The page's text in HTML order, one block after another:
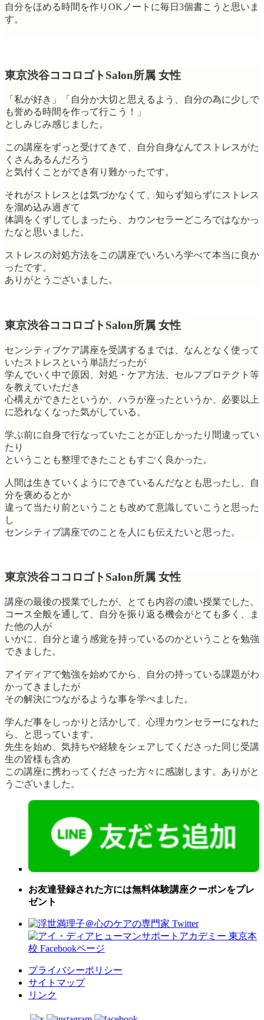
自分をほめる時間を作りOKノートに毎日3個書こうと思いま
す。
東京渋谷ココロゴトSalon所属 女性
「私が好き」「自分か大切と思えるよう、自分の為に少しで
も誉める時間を作って行こう！」
としみじみ感じました。
この講座をずっと受けてきて、自分自身なんてストレスがた
くさんあるんだろう
と気付くことができ有り難かったです。
それがストレスとは気づかなくて、知らず知らずにストレス
を溜め込み過ぎて
体調をくずしてしまったら、カウンセラーどころではなかっ
たなと思いました。
ストレスの対処方法をこの講座でいろいろ学べて本当に良か
ったです。
ありがとうございました。
東京渋谷ココロゴトSalon所属 女性
センシティブケア講座を受講するまでは、なんとなく使って
いたストレスという単語だったが
学んでいく中で原因、対処・ケア方法、セルフプロテクト等
を教えていただき
心構えができたというか、ハラが座ったというか、必要以上
に恐れなくなった気がしている。
学ぶ前に自身で行なっていたことが正しかったり間違ってい
たり
ということも整理できたこともすごく良かった。
人間は生きていくようにできているんだなとも思ったし、自
分を褒めるとか
違って当たり前ということも改めて意識していこうと思った
し
センシティブ講座でのことを人にも伝えたいと思った。
東京渋谷ココロゴトSalon所属 女性
講座の最後の授業でしたが、とても内容の濃い授業でした。
コース全般を通して、自分を振り返る機会がとても多く、ま
た他の人が
いかに、自分と違う感覚を持っているのかということを勉強
できました。
アイディアで勉強を始めてから、自分の持っている課題がわ
かってきましたが
その解決につながるような事を学べました。
学んだ事をしっかりと活かして、心理カウンセラーになれた
ら、と思っています。
先生を始め、気持ちや経験をシェアしてくださった同じ受講
生の皆様も含め
この講座に携わってくださった方々に感謝します。ありがと
うございました。
お友達登録された方には無料体験講座クーポンをプレ
ゼント
プライバシーポリシー
サイトマップ
リンク